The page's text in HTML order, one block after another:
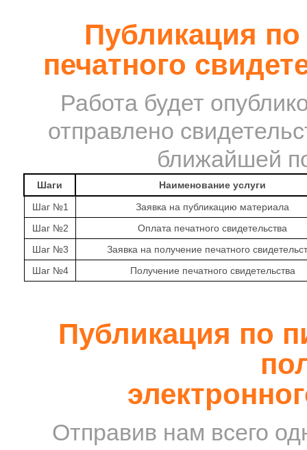
Публикация по
печатного
Работа будет
отправлено
ближайшей
Шаги
Наименование услуги
Шаг №1
Заявка на публикацию материала
Шаг №2
Оплата печатного свидетельства
Шаг №3
Заявка на получение печатного
Шаг №4
Получение печатного свидетельства
Публикация по
Отправив нам всего